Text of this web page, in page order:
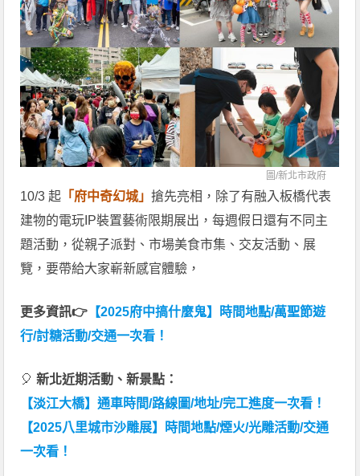
圖/新北市政府
10/3 起 「府中奇幻城」搶先亮相，除了有融入板橋代表
建物的電玩IP裝置藝術限期展出，每週假日還有不同主
題活動，從親子派對、市場美食市集、交友活動、展
覽，要帶給大家嶄新感官體驗，
更多資訊👉 【2025府中搞什麼鬼】時間地點/萬聖節遊
行/討糖活動/交通一次看！
🎈 新北近期活動、新景點：
【淡江大橋】通車時間/路線圖/地址/完工進度一次看！
【2025八里城市沙雕展】時間地點/煙火/光雕活動/交通
一次看！